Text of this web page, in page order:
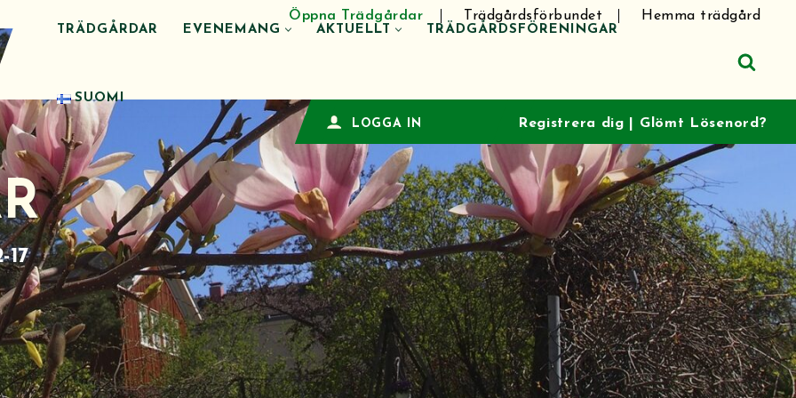
Öppna Trädgårdar Trädgårdsförbundet Hemma trädgård
TRÄDGÅRDAR EVENEMANG AKTUELLT TRÄDGÅRDSFÖRENINGAR
SUOMI
LOGGA IN
Registrera dig Glömt Lösenord?